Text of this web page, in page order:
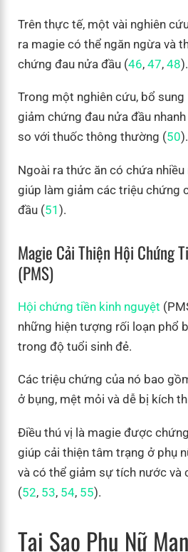
Trên thực tế, một vài nghiên
ra magie có thể ngăn ngừa và
chứng đau nửa đầu (46, 47, 48).
Trong một nghiên cứu, bổ
giảm chứng đau nửa đầu
so với thuốc thông thường (50).
Ngoài ra thức ăn có chứa
giúp làm giảm các triệu chứng
đầu (51 ).
Magie Cải Thiện Hội Chứng
(PMS)
Hội chứng tiền kinh nguyệt
những hiện tượng rối loạn phổ
trong độ tuổi sinh đẻ.
Các triệu chứng của nó bao
ở bụng, mệt mỏi và dễ bị kích
Điều thú vị là magie được
giúp cải thiện tâm trạng ở phụ
và có thể giảm sự tích nước và
(52, 53, 54, 55).
Tại Sao Phụ Nữ